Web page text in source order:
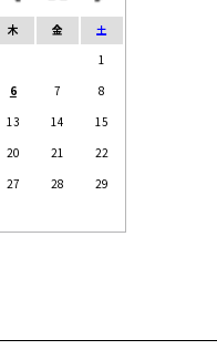
木 金
土
1
6 7
8
13 14
15
20 21
22
27 28
29